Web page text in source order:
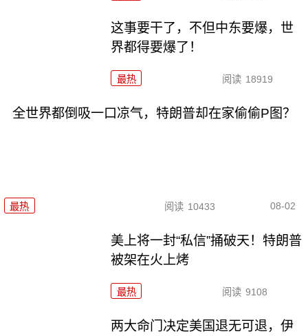
这事要干了，不但中东要爆，世
界都得要爆了！
最热 阅读 18919
全世界都倒吸一口凉气，特朗普却在家偷偷P图？
最热 阅读 10433 08-02
美上将一封“私信”捅破天！特朗普
被架在火上烤
最热 阅读 9108
两大命门决定美国退无可退，伊